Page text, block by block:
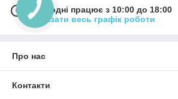
Сьогодні працює з 10:00 до 18:00
Показати весь графік роботи
Про нас
Контакти